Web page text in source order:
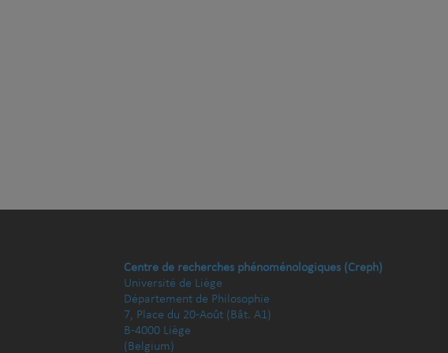
Centre de recherches phénoménologiques (Creph)
Université de Liège
Département de Philosophie
7, Place du 20-Août (Bât. A1)
B-4000 Liège
(Belgium)